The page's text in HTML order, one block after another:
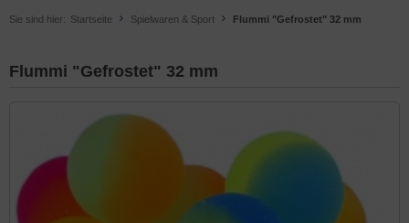
Sie sind hier: Startseite Spielwaren & Sport Flummi "Gefrostet" 32 mm
Flummi "Gefrostet" 32 mm